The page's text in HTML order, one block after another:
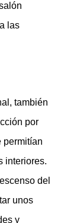
las
también
por
permitían
interiores.
del
unos
y